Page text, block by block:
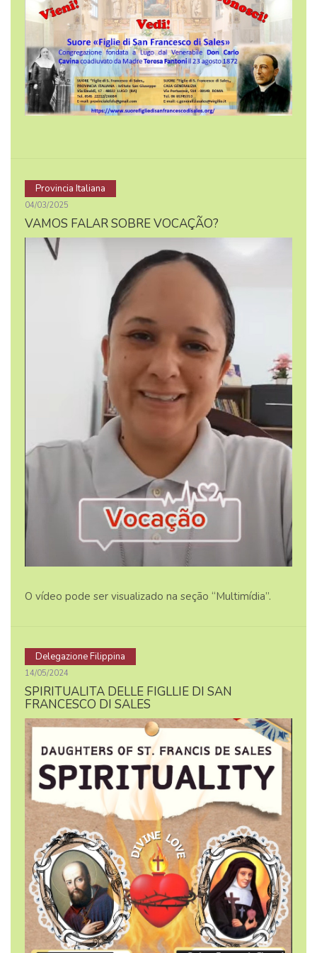
Provincia Italiana
04/03/2025
VAMOS FALAR SOBRE VOCAÇÃO?
O vídeo pode ser visualizado na seção “Multimídia”.
Delegazione Filippina
14/05/2024
SPIRITUALITA DELLE FIGLLIE DI SAN
FRANCESCO DI SALES